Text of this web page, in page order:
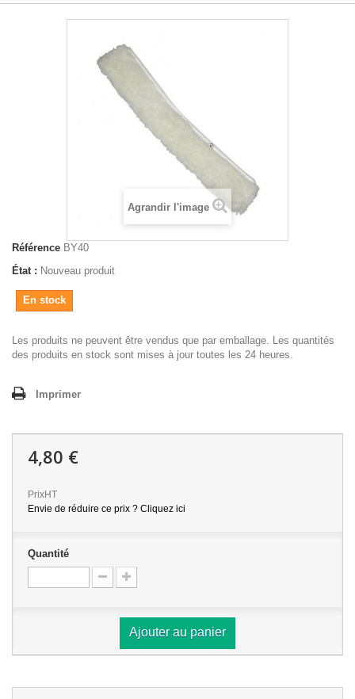
Agrandir l'image
Référence BY40
État : Nouveau produit
En stock
Les produits ne peuvent être vendus que par emballage. Les quantités
des produits en stock sont mises à jour toutes les 24 heures.
Imprimer
4,80 €
PrixHT
Envie de réduire ce prix ? Cliquez ici
Quantité
Ajouter au panier